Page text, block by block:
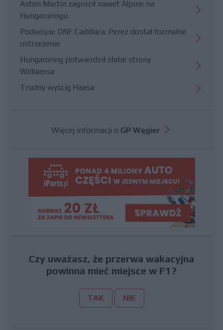
Aston Martin zagroził nawet Alpine na
Hungaroringu
Podwójne DNF Cadillaca. Perez dostał formalne
ostrzeżenie
Hungaroring potwierdził słabe strony
Williamsa
Trudny wyścig Haasa
Więcej informacji o GP Węgier
Czy uważasz, że przerwa wakacyjna
powinna mieć miejsce w F1?
TAK NIE